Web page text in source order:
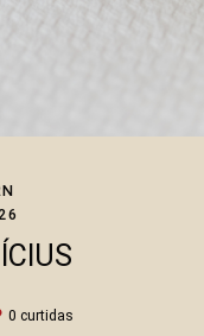
0 curtidas